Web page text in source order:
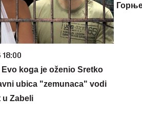
18:00
koga je oženio Sretko
ubica "zemunaca" vodi
u Zabeli